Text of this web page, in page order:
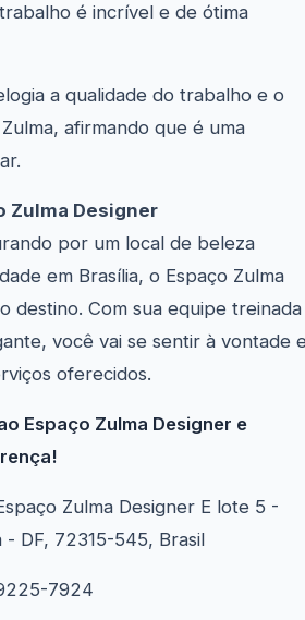
é incrível e de ótima
a qualidade do trabalho e o
afirmando que é uma
Zulma Designer
por um local de beleza
em Brasília, o Espaço Zulma
destino. Com sua equipe
você vai se sentir à vontade
oferecidos.
Espaço Zulma Designer e
Zulma Designer E lote 5 -
- DF, 72315-545, Brasil
7924